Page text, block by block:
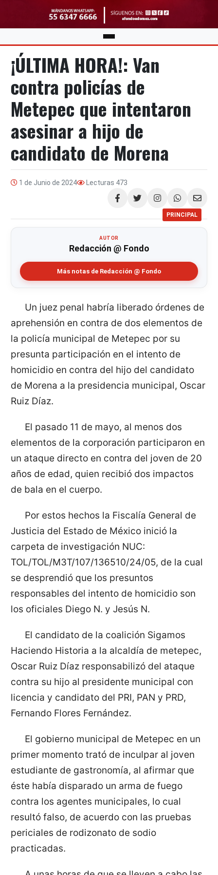
¡ÚLTIMA HORA!: Van
contra policías de
Metepec que intentaron
asesinar a hijo de
candidato de Morena
1 de Junio de 2024 Lecturas 473
Compartir
PRINCIPAL
AUTOR
Redacción @ Fondo
Más notas de Redacción @ Fondo
Un juez penal habría liberado órdenes de
aprehensión en contra de dos elementos de
la policía municipal de Metepec por su
presunta participación en el intento de
homicidio en contra del hijo del candidato
de Morena a la presidencia municipal, Oscar
Ruiz Díaz.
El pasado 11 de mayo, al menos dos
elementos de la corporación participaron en
un ataque directo en contra del joven de 20
años de edad, quien recibió dos impactos
de bala en el cuerpo.
Por estos hechos la Fiscalía General de
Justicia del Estado de México inició la
carpeta de investigación NUC:
TOL/TOL/M3T/107/136510/24/05, de la cual
se desprendió que los presuntos
responsables del intento de homicidio son
los oficiales Diego N. y Jesús N.
El candidato de la coalición Sigamos
Haciendo Historia a la alcaldía de metepec,
Oscar Ruiz Díaz responsabilizó del ataque
contra su hijo al presidente municipal con
licencia y candidato del PRI, PAN y PRD,
Fernando Flores Fernández.
El gobierno municipal de Metepec en un
primer momento trató de inculpar al joven
estudiante de gastronomía, al afirmar que
éste había disparado un arma de fuego
contra los agentes municipales, lo cual
resultó falso, de acuerdo con las pruebas
periciales de rodizonato de sodio
practicadas.